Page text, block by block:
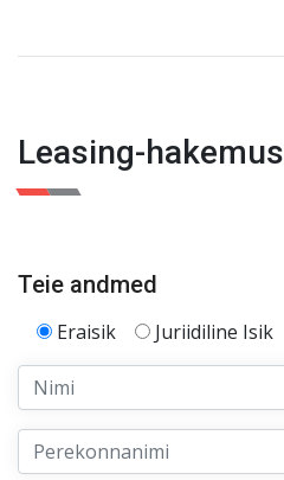
Leasing-hakemus
Teie andmed
Eraisik Juriidiline Isik